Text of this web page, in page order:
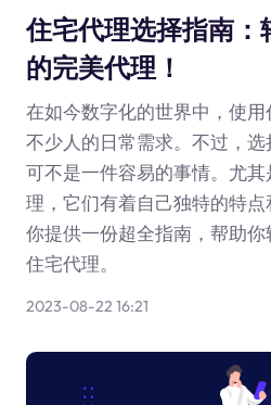
住宅代理选择指南：
的完美代理！
在如今数字化的世界中，使
不少人的日常需求。不过，
可不是一件容易的事情。尤
理，它们有着自己独特的特
你提供一份超全指南，帮助
住宅代理。
2023-08-22 16:21